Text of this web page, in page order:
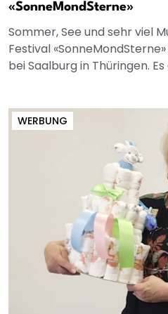
«SonneMondSterne»
Sommer, See und sehr viel
Festival
bei Saalburg in Thüringen. Es
WERBUNG